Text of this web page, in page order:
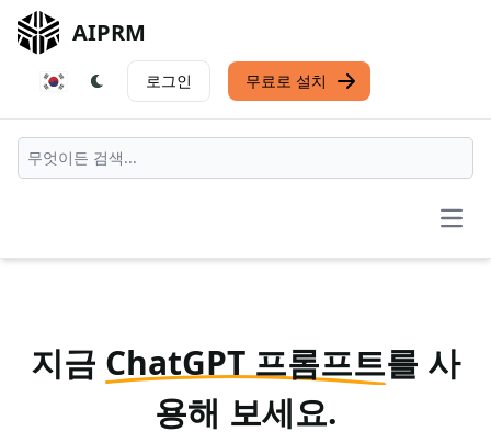
AIPRM
로그인 무료로 설치
지금 ChatGPT 프롬프트를 사
용해 보세요.